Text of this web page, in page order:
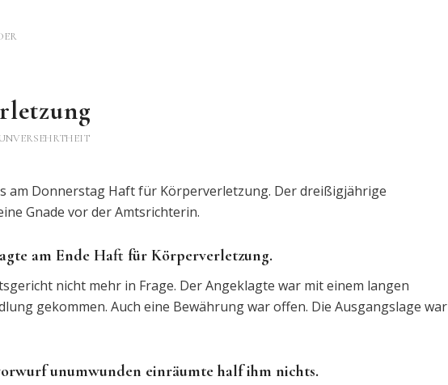
am Donnerstag Haft für Körperverletzung. Der dreißigjährige
Gnade vor der Amtsrichterin.
am Ende Haft für Körperverletzung.
nicht mehr in Frage. Der Angeklagte war mit einem langen
gekommen. Auch eine Bewährung war offen. Die Ausgangslage war
unumwunden einräumte half ihm nichts.